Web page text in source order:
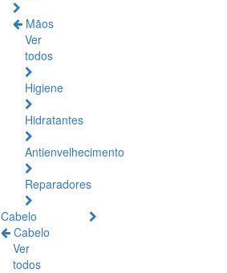
Mãos
Ver
todos
Higiene
Hidratantes
Antienvelhecimento
Reparadores
Cabelo
Cabelo
Ver
todos